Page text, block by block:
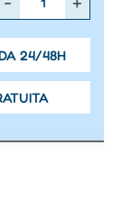
24/48H